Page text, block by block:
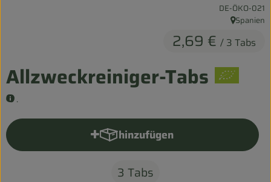
Kühltheke
Vorratskammer
Getränke
Allzweckreiniger-Tabs
.
2,69 € / 3 Tabs
, Kontrollstelle:
DE-ÖKO-021
, Herkunft:
Spanien
hinzufügen
Produkt zum Warenkorb
3 Tabs